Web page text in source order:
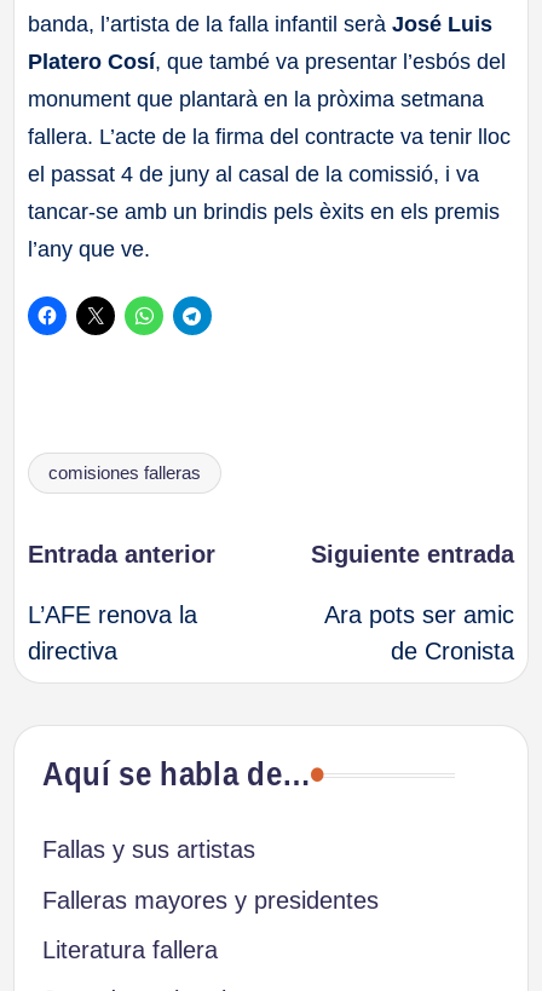
banda, l’artista de la falla infantil seràJosé Luis
Platero Cosí, que també va presentar l’esbós del
monument que plantarà en la pròxima setmana
fallera. L’acte de la firma del contracte va tenir lloc
el passat 4 de juny al casal de la comissió, i va
tancar-se amb un brindis pels èxits en els premis
l’any que ve.
Etiquetas:
comisiones falleras
Navegación
de
Entrada anterior
L’AFE renova la
directiva
Siguiente entrada
Ara pots ser amic
de Cronista
Aquí se habla de…
Fallas y sus artistas
Falleras mayores y presidentes
Literatura fallera